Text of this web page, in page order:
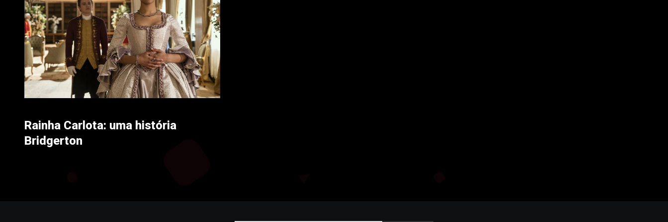
Rainha Carlota: uma história
Bridgerton